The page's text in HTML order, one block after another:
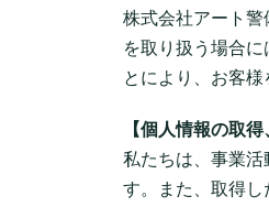
株式会社アート
を取り扱う場合
とにより、お客
【個人情報の取得
私たちは、事業
す。また、取得し